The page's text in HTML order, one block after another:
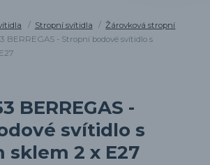
Stropní svítidla
Žárovková stropní
BERREGAS - Stropní bodové svítidlo s
BERREGAS -
svítidlo s
sklem 2 x E27